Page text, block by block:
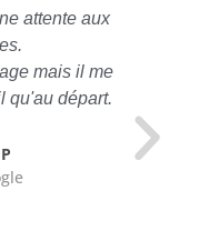
attente aux
mais il me
qu'au départ.